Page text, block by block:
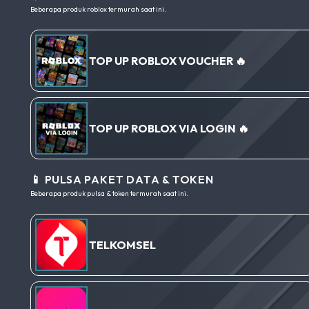
Beberapa produk roblox termurah saat ini.
TOP UP ROBLOX VOUCHER 🔥
TOP UP ROBLOX VIA LOGIN 🔥
📱 PULSA PAKET DATA & TOKEN
Beberapa produk pulsa & token termurah saat ini.
TELKOMSEL